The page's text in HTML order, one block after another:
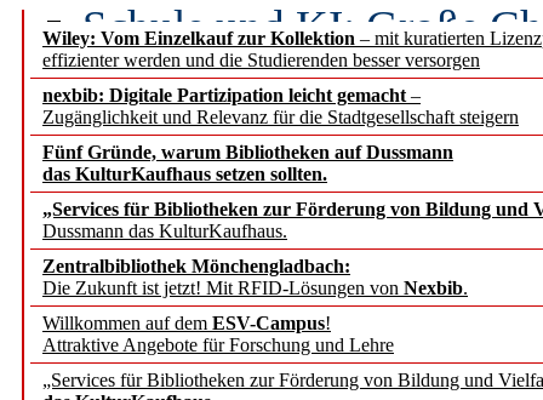
Wiley: Vom Einzelkauf zur Kollektion – mit kuratierten
effizienter werden und die Studierenden besser versorgen
nexbib: Digitale Partizipation leicht gemacht –
Zugänglichkeit und Relevanz für die Stadtgesellschaft steigern
Fünf Gründe, warum Bibliotheken auf Dussmann
das KulturKaufhaus setzen sollten.
„Services für Bibliotheken zur Förderung von Bildung und
Dussmann das KulturKaufhaus.
Zentralbibliothek Mönchengladbach:
Die Zukunft ist jetzt! Mit RFID-Lösungen von Nexbib.
Willkommen auf dem ESV-Campus!
Attraktive Angebote für Forschung und Lehre
„Services für Bibliotheken zur Förderung von Bildung und
Schule und KI: Große
Voraussetzungen
Erfolgreiches erstes
Segment Research –
angepasst
konstruktiv!